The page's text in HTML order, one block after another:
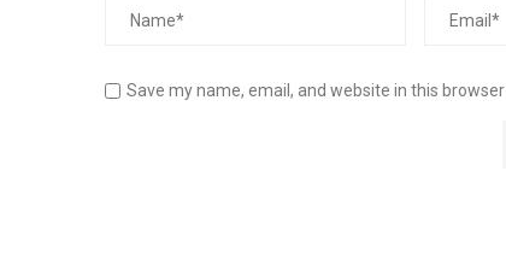
Save my name, email, and website in this